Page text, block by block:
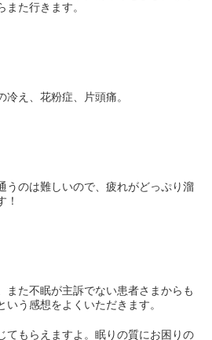
また行きます。
え、花粉症、片頭痛。
うのは難しいので、疲れがどっぷり溜
！
また不眠が主訴でない患者さまからも
う感想をよくいただきます。
てもらえますよ。眠りの質にお困りの